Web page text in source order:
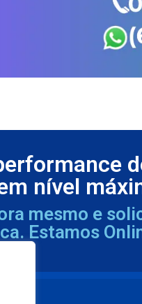
nível
mesmo e
Estamos